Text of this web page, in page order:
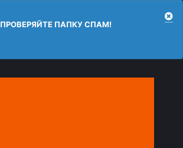
ПРОВЕРЯЙТЕ ПАПКУ СПАМ!